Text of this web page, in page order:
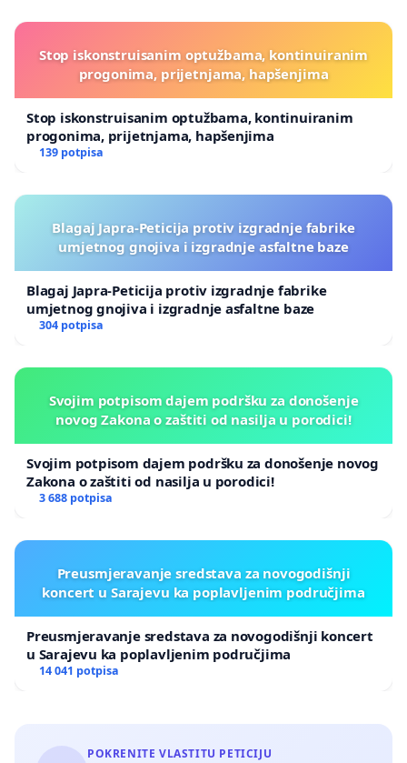
Stop iskonstruisanim optužbama, kontinuiranim
progonima, prijetnjama, hapšenjima
Stop iskonstruisanim optužbama, kontinuiranim
progonima, prijetnjama, hapšenjima
139 potpisa
Blagaj Japra-Peticija protiv izgradnje fabrike
umjetnog gnojiva i izgradnje asfaltne baze
Blagaj Japra-Peticija protiv izgradnje fabrike
umjetnog gnojiva i izgradnje asfaltne baze
304 potpisa
Svojim potpisom dajem podršku za donošenje
novog Zakona o zaštiti od nasilja u porodici!
Svojim potpisom dajem podršku za donošenje novog
Zakona o zaštiti od nasilja u porodici!
3 688 potpisa
Preusmjeravanje sredstava za novogodišnji
koncert u Sarajevu ka poplavljenim područjima
Preusmjeravanje sredstava za novogodišnji koncert
u Sarajevu ka poplavljenim područjima
14 041 potpisa
POKRENITE VLASTITU PETICIJU